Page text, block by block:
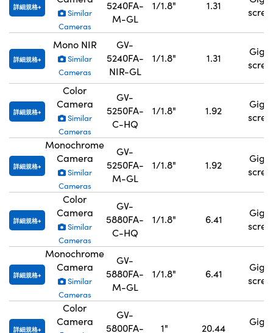
詳細規格
Similar
Cameras
5240FA-
M-GL
1/1.8" 1.31
詳細規格
Mono NIR
Similar
Cameras
GV-
5240FA-
NIR-GL
1/1.8" 1.31
GigE
詳細規格
Color
Camera
Similar
Cameras
GV-
5250FA-
C-HQ
1/1.8" 1.92
GigE
詳細規格
Monochrome
Camera
Similar
Cameras
GV-
5250FA-
M-GL
1/1.8" 1.92
GigE
詳細規格
Color
Camera
Similar
Cameras
GV-
5880FA-
C-HQ
1/1.8" 6.41
GigE
詳細規格
Monochrome
Camera
Similar
Cameras
GV-
5880FA-
M-GL
1/1.8" 6.41
GigE
詳細規格
Color
Camera
GV-
5800FA-
1" 20.44
GigE